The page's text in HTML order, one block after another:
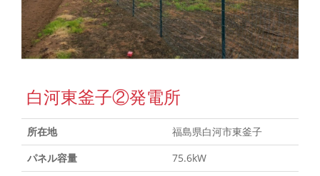
白河東釜子②発電所
所在地
福島県白河市東釜子
パネル容量
75.6kW